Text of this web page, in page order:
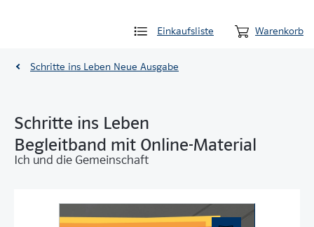
Einkaufsliste Warenkorb
Schritte ins Leben Neue Ausgabe
Schritte ins Leben
Begleitband mit Online-Material
Ich und die Gemeinschaft